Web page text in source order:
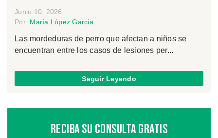
Junio 10, 2026
Por: María López Garcia
Las mordeduras de perro que afectan a niños se
encuentran entre los casos de lesiones per...
Seguir Leyendo
Reciba Su Consulta Gratis